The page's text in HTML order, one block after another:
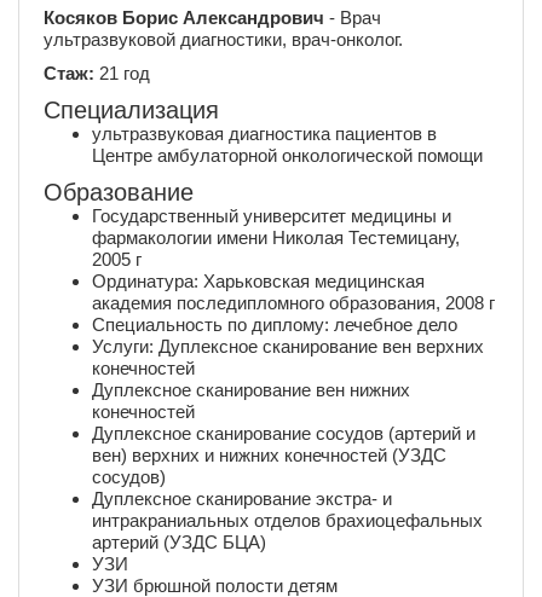
Косяков Борис Александрович - Врач
ультразвуковой диагностики, врач-онколог.
Стаж: 21 год
Специализация
ультразвуковая диагностика пациентов в
Центре амбулаторной онкологической помощи
Образование
Государственный университет медицины и
фармакологии имени Николая Тестемицану,
2005 г
Ординатура: Харьковская медицинская
академия последипломного образования, 2008 г
Специальность по диплому: лечебное дело
Услуги: Дуплексное сканирование вен верхних
конечностей
Дуплексное сканирование вен нижних
конечностей
Дуплексное сканирование сосудов (артерий и
вен) верхних и нижних конечностей (УЗДС
сосудов)
Дуплексное сканирование экстра- и
интракраниальных отделов брахиоцефальных
артерий (УЗДС БЦА)
УЗИ
УЗИ брюшной полости детям